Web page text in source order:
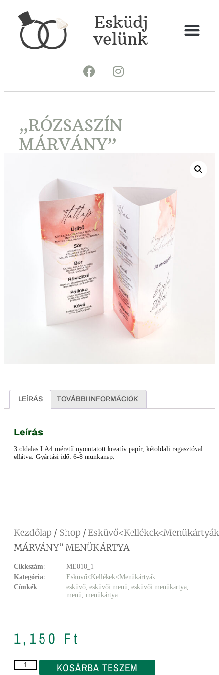
Esküdj
velünk
„RÓZSASZÍN
MÁRVÁNY”
LEÍRÁS TOVÁBBI INFORMÁCIÓK
Leírás
3 oldalas LA4 méretű nyomtatott kreatív papír, kétoldali ragasztóval
ellátva. Gyártási idő: 6-8 munkanap.
Kezdőlap / Shop / Esküvő<Kellékek<Menükártyák
MÁRVÁNY” MENÜKÁRTYA
Cikkszám:
ME010_1
Kategória:
Esküvő<Kellékek<Menükártyák
Címkék
esküvő, esküvői menü, esküvői menükártya,
menü, menükártya
1,150 Ft
KOSÁRBA TESZEM